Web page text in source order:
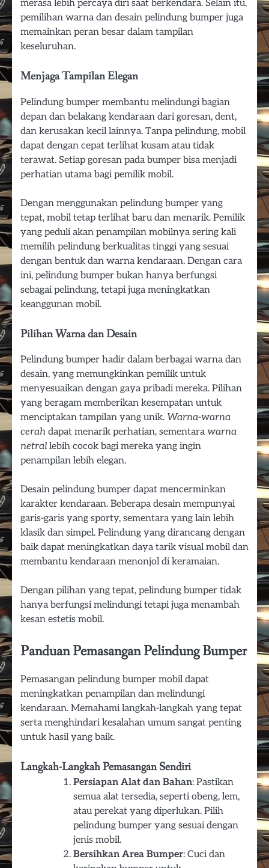
merasa lebih percaya diri saat berkendara. Selain itu,
pemilihan warna dan desain pelindung bumper juga
memainkan peran besar dalam tampilan
keseluruhan.
Menjaga Tampilan Elegan
Pelindung bumper membantu melindungi bagian
depan dan belakang kendaraan dari goresan, dent,
dan kerusakan kecil lainnya. Tanpa pelindung, mobil
dapat dengan cepat terlihat kusam atau tidak
terawat. Setiap goresan pada bumper bisa menjadi
perhatian utama bagi pemilik mobil.
Dengan menggunakan pelindung bumper yang
tepat, mobil tetap terlihat baru dan menarik. Pemilik
yang peduli akan penampilan mobilnya sering kali
memilih pelindung berkualitas tinggi yang sesuai
dengan bentuk dan warna kendaraan. Dengan cara
ini, pelindung bumper bukan hanya berfungsi
sebagai pelindung, tetapi juga meningkatkan
keanggunan mobil.
Pilihan Warna dan Desain
Pelindung bumper hadir dalam berbagai warna dan
desain, yang memungkinkan pemilik untuk
menyesuaikan dengan gaya pribadi mereka. Pilihan
yang beragam memberikan kesempatan untuk
menciptakan tampilan yang unik. Warna-warna
cerah dapat menarik perhatian, sementarawarna
netral lebih cocok bagi mereka yang ingin
penampilan lebih elegan.
Desain pelindung bumper dapat mencerminkan
karakter kendaraan. Beberapa desain mempunyai
garis-garis yang sporty, sementara yang lain lebih
klasik dan simpel. Pelindung yang dirancang dengan
baik dapat meningkatkan daya tarik visual mobil dan
membantu kendaraan menonjol di keramaian.
Dengan pilihan yang tepat, pelindung bumper tidak
hanya berfungsi melindungi tetapi juga menambah
kesan estetis mobil.
Panduan Pemasangan Pelindung Bumper
Pemasangan pelindung bumper mobil dapat
meningkatkan penampilan dan melindungi
kendaraan. Memahami langkah-langkah yang tepat
serta menghindari kesalahan umum sangat penting
untuk hasil yang baik.
Langkah-Langkah Pemasangan Sendiri
Persiapan Alat dan Bahan: Pastikan
semua alat tersedia, seperti obeng, lem,
atau perekat yang diperlukan. Pilih
pelindung bumper yang sesuai dengan
jenis mobil.
Bersihkan Area Bumper: Cuci dan